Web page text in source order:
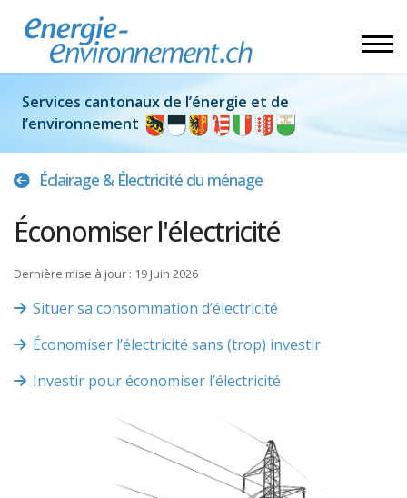
Services cantonaux de l’énergie et de
l’environnement
Éclairage & Électricité du ménage
Économiser l'électricité
Dernière mise à jour : 19 Juin 2026
Situer sa consommation d’électricité
Économiser l’électricité sans (trop) investir
Investir pour économiser l’électricité